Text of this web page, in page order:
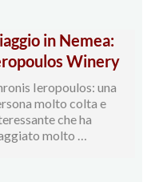
in Nemea:
Winery
Ieropoulos: una
molto colta e
che ha
molto …